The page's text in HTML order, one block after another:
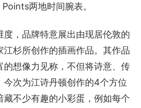
两地时间腕表。
度，品牌特意展出由现居伦敦的
江杉所创作的插画作品。其作品
的想像力见称，不但将诗意、传
今次为江诗丹顿创作的4个方位
藏不少有趣的小彩蛋，例如每个